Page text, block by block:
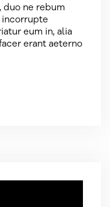
ne rebum
eum in, alia
erant aeterno